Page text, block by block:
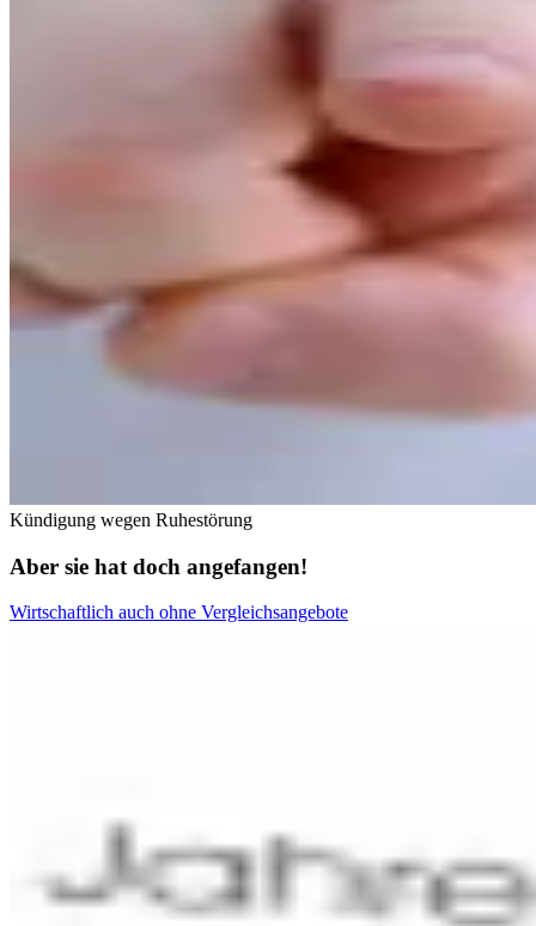
Kündigung wegen Ruhestörung
Aber sie hat doch angefangen!
Wirtschaftlich auch ohne Vergleichsangebote